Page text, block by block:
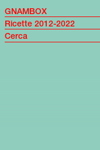
GNAMBOX
Ricette 2012-2022